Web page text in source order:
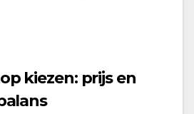
kiezen: prijs en